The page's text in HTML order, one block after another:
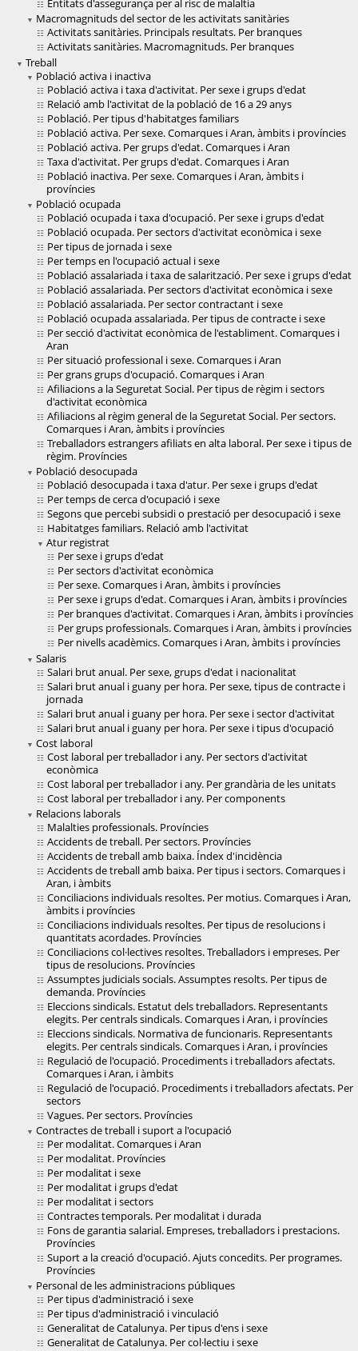
Entitats d'assegurança per al risc de malaltia
Macromagnituds del sector de les activitats sanitàries
Activitats sanitàries. Principals resultats. Per branques
Activitats sanitàries. Macromagnituds. Per branques
Treball
Població activa i inactiva
Població activa i taxa d'activitat. Per sexe i grups d'edat
Relació amb l'activitat de la població de 16 a 29 anys
Població. Per tipus d'habitatges familiars
Població activa. Per sexe. Comarques i Aran, àmbits i províncies
Població activa. Per grups d'edat. Comarques i Aran
Taxa d'activitat. Per grups d'edat. Comarques i Aran
Població inactiva. Per sexe. Comarques i Aran, àmbits i
províncies
Població ocupada
Població ocupada i taxa d'ocupació. Per sexe i grups d'edat
Població ocupada. Per sectors d'activitat econòmica i sexe
Per tipus de jornada i sexe
Per temps en l'ocupació actual i sexe
Població assalariada i taxa de salarització. Per sexe i grups d'edat
Població assalariada. Per sectors d'activitat econòmica i sexe
Població assalariada. Per sector contractant i sexe
Població ocupada assalariada. Per tipus de contracte i sexe
Per secció d'activitat econòmica de l'establiment. Comarques i
Aran
Per situació professional i sexe. Comarques i Aran
Per grans grups d'ocupació. Comarques i Aran
Afiliacions a la Seguretat Social. Per tipus de règim i sectors
d'activitat econòmica
Afiliacions al règim general de la Seguretat Social. Per sectors.
Comarques i Aran, àmbits i províncies
Treballadors estrangers afiliats en alta laboral. Per sexe i tipus de
règim. Províncies
Població desocupada
Població desocupada i taxa d'atur. Per sexe i grups d'edat
Per temps de cerca d'ocupació i sexe
Segons que percebi subsidi o prestació per desocupació i sexe
Habitatges familiars. Relació amb l'activitat
Atur registrat
Per sexe i grups d'edat
Per sectors d'activitat econòmica
Per sexe. Comarques i Aran, àmbits i províncies
Per sexe i grups d'edat. Comarques i Aran, àmbits i províncies
Per branques d'activitat. Comarques i Aran, àmbits i províncies
Per grups professionals. Comarques i Aran, àmbits i províncies
Per nivells acadèmics. Comarques i Aran, àmbits i províncies
Salaris
Salari brut anual. Per sexe, grups d'edat i nacionalitat
Salari brut anual i guany per hora. Per sexe, tipus de contracte i
jornada
Salari brut anual i guany per hora. Per sexe i sector d'activitat
Salari brut anual i guany per hora. Per sexe i tipus d'ocupació
Cost laboral
Cost laboral per treballador i any. Per sectors d'activitat
econòmica
Cost laboral per treballador i any. Per grandària de les unitats
Cost laboral per treballador i any. Per components
Relacions laborals
Malalties professionals. Províncies
Accidents de treball. Per sectors. Províncies
Accidents de treball amb baixa. Índex d'incidència
Accidents de treball amb baixa. Per tipus i sectors. Comarques i
Aran, i àmbits
Conciliacions individuals resoltes. Per motius. Comarques i Aran,
àmbits i províncies
Conciliacions individuals resoltes. Per tipus de resolucions i
quantitats acordades. Províncies
Conciliacions col·lectives resoltes. Treballadors i empreses. Per
tipus de resolucions. Províncies
Assumptes judicials socials. Assumptes resolts. Per tipus de
demanda. Províncies
Eleccions sindicals. Estatut dels treballadors. Representants
elegits. Per centrals sindicals. Comarques i Aran, i províncies
Eleccions sindicals. Normativa de funcionaris. Representants
elegits. Per centrals sindicals. Comarques i Aran, i províncies
Regulació de l'ocupació. Procediments i treballadors afectats.
Comarques i Aran, i àmbits
Regulació de l'ocupació. Procediments i treballadors afectats. Per
sectors
Vagues. Per sectors. Províncies
Contractes de treball i suport a l'ocupació
Per modalitat. Comarques i Aran
Per modalitat. Províncies
Per modalitat i sexe
Per modalitat i grups d'edat
Per modalitat i sectors
Contractes temporals. Per modalitat i durada
Fons de garantia salarial. Empreses, treballadors i prestacions.
Províncies
Suport a la creació d'ocupació. Ajuts concedits. Per programes.
Províncies
Personal de les administracions públiques
Per tipus d'administració i sexe
Per tipus d'administració i vinculació
Generalitat de Catalunya. Per tipus d'ens i sexe
Generalitat de Catalunya. Per col·lectiu i sexe